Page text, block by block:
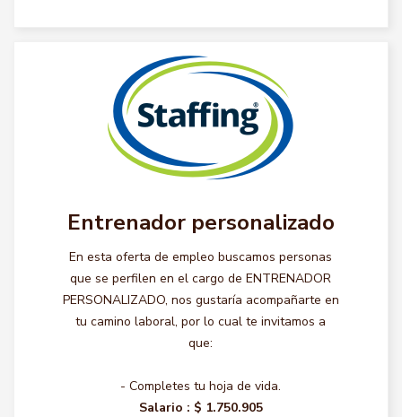
Entrenador personalizado
En esta oferta de empleo buscamos personas
que se perfilen en el cargo de ENTRENADOR
PERSONALIZADO, nos gustaría acompañarte en
tu camino laboral, por lo cual te invitamos a
que:
- Completes tu hoja de vida.
Salario : $ 1.750.905